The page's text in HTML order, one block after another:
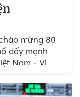
mừng 80
đẩy mạnh
Nam - Vì